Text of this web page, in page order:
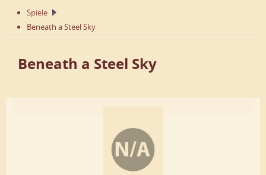
Spiele
Beneath a Steel Sky
Beneath a Steel Sky